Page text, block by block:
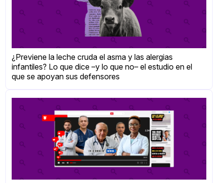
¿Previene la leche cruda el asma y las alergias
infantiles? Lo que dice –y lo que no– el estudio en el
que se apoyan sus defensores